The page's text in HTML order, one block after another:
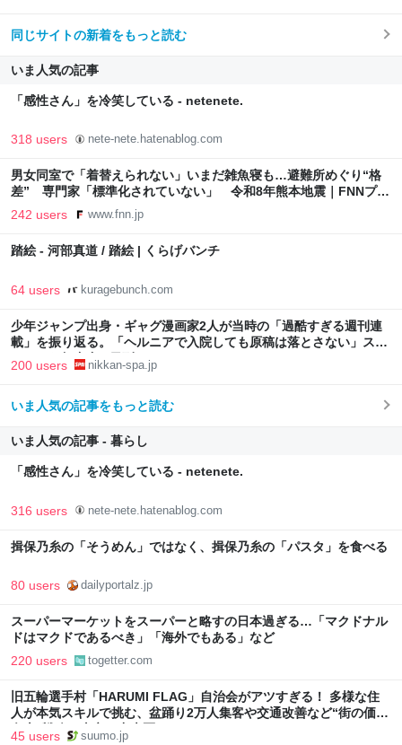
同じサイトの新着をもっと読む
いま人気の記事
「感性さん」を冷笑している - netenete.
318 users nete-nete.hatenablog.com
男女同室で「着替えられない」いまだ雑魚寝も…避難所めぐり“格
差” 専門家「標準化されていない」 令和8年熊本地震｜FNNプラ
イムオンライン
242 users www.fnn.jp
踏絵 - 河部真道 / 踏絵 | くらげバンチ
64 users kuragebunch.com
少年ジャンプ出身・ギャグ漫画家2人が当時の「過酷すぎる週刊連
載」を振り返る。「ヘルニアで入院しても原稿は落とさない」スト
イックな舞台裏 | 日刊SPA!
200 users nikkan-spa.jp
いま人気の記事をもっと読む
いま人気の記事 - 暮らし
「感性さん」を冷笑している - netenete.
316 users nete-nete.hatenablog.com
揖保乃糸の「そうめん」ではなく、揖保乃糸の「パスタ」を食べる
80 users dailyportalz.jp
スーパーマーケットをスーパーと略すの日本過ぎる…「マクドナル
ドはマクドであるべき」「海外でもある」など
220 users togetter.com
旧五輪選手村「HARUMI FLAG」自治会がアツすぎる！ 多様な住
人が本気スキルで挑む、盆踊り2万人集客や交通改善など“街の価値
向上”戦略 東京・中央区
45 users suumo.jp